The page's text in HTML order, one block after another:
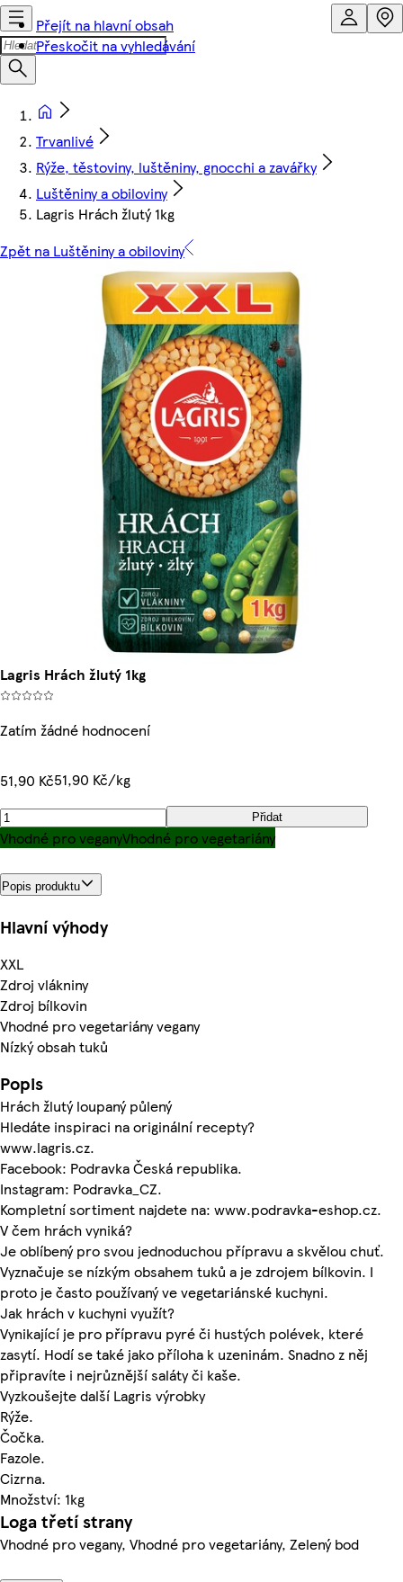
Přejít na hlavní obsah
Přeskočit na vyhledávání
Trvanlivé
Rýže, těstoviny, luštěniny, gnocchi a zavářky
Luštěniny a obiloviny
Lagris Hrách žlutý 1kg
Zpět na Luštěniny a obiloviny
Lagris Hrách žlutý 1kg
Zatím žádné hodnocení
51,90 Kč51,90 Kč/kg
Přidat
Vhodné pro veganyVhodné pro vegetariány
Popis produktu
Hlavní výhody
XXL
Zdroj vlákniny
Zdroj bílkovin
Vhodné pro vegetariány vegany
Nízký obsah tuků
Popis
Hrách žlutý loupaný půlený
Hledáte inspiraci na originální recepty?
www.lagris.cz.
Facebook: Podravka Česká republika.
Instagram: Podravka_CZ.
Kompletní sortiment najdete na: www.podravka-eshop.cz.
V čem hrách vyniká?
Je oblíbený pro svou jednoduchou přípravu a skvělou chuť.
Vyznačuje se nízkým obsahem tuků a je zdrojem bílkovin. I
proto je často používaný ve vegetariánské kuchyni.
Jak hrách v kuchyni využít?
Vynikající je pro přípravu pyré či hustých polévek, které
zasytí. Hodí se také jako příloha k uzeninám. Snadno z něj
připravíte i nejrůznější saláty či kaše.
Vyzkoušejte další Lagris výrobky
Rýže.
Čočka.
Fazole.
Cizrna.
Množství: 1kg
Loga třetí strany
Vhodné pro vegany, Vhodné pro vegetariány, Zelený bod